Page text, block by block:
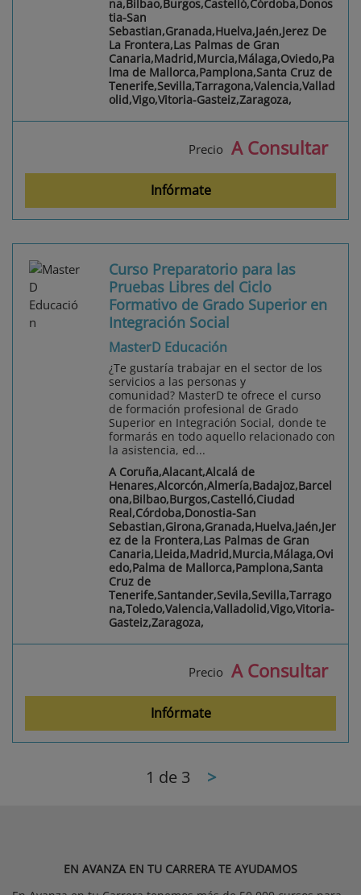
na,Bilbao,Burgos,Castelló,Córdoba,Donos
tia-San
Sebastian,Granada,Huelva,Jaén,Jerez De
La Frontera,Las Palmas de Gran
Canaria,Madrid,Murcia,Málaga,Oviedo,Pa
lma de Mallorca,Pamplona,Santa Cruz de
Tenerife,Sevilla,Tarragona,Valencia,Vallad
olid,Vigo,Vitoria-Gasteiz,Zaragoza,
Precio A Consultar
Infórmate
Curso Preparatorio para las
Pruebas Libres del Ciclo
Formativo de Grado Superior en
Integración Social
MasterD Educación
¿Te gustaría trabajar en el sector de los
servicios a las personas y
comunidad? MasterD te ofrece el curso
de formación profesional de Grado
Superior en Integración Social, donde te
formarás en todo aquello relacionado con
la asistencia, ed...
A Coruña,Alacant,Alcalá de
Henares,Alcorcón,Almería,Badajoz,Barcel
ona,Bilbao,Burgos,Castelló,Ciudad
Real,Córdoba,Donostia-San
Sebastian,Girona,Granada,Huelva,Jaén,Jer
ez de la Frontera,Las Palmas de Gran
Canaria,Lleida,Madrid,Murcia,Málaga,Ovi
edo,Palma de Mallorca,Pamplona,Santa
Cruz de
Tenerife,Santander,Sevila,Sevilla,Tarrago
na,Toledo,Valencia,Valladolid,Vigo,Vitoria-
Gasteiz,Zaragoza,
Precio A Consultar
Infórmate
1 de 3 >
EN AVANZA EN TU CARRERA TE AYUDAMOS